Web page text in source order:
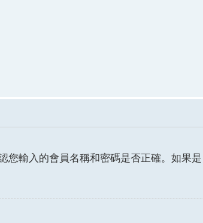
您輸入的會員名稱和密碼是否正確。如果